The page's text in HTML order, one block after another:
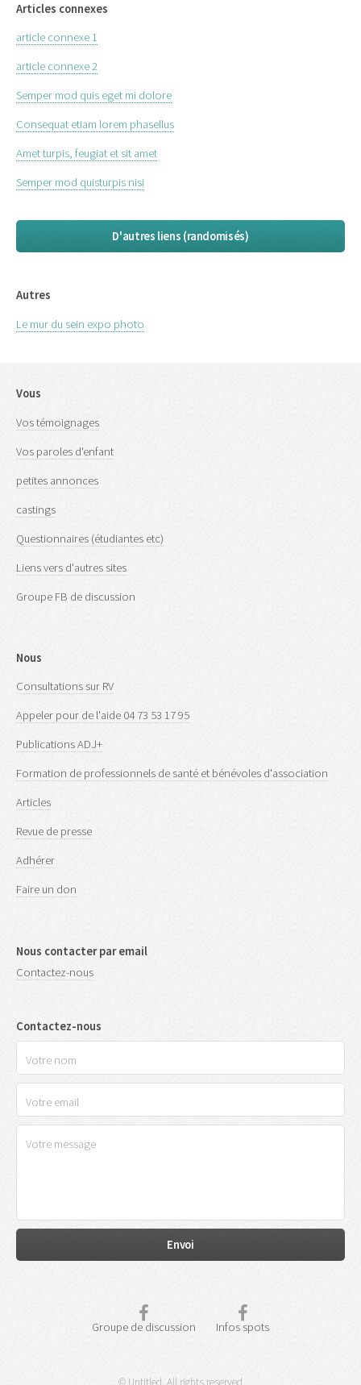
Articles connexes
article connexe 1
article connexe 2
Semper mod quis eget mi dolore
Consequat etiam lorem phasellus
Amet turpis, feugiat et sit amet
Semper mod quisturpis nisi
D'autres liens (randomisés)
Autres
Le mur du sein expo photo
Vous
Vos témoignages
Vos paroles d'enfant
petites annonces
castings
Questionnaires (étudiantes etc)
Liens vers d'autres sites
Groupe FB de discussion
Nous
Consultations sur RV
Appeler pour de l'aide 04 73 53 17 95
Publications ADJ+
Formation de professionnels de santé et bénévoles d'association
Articles
Revue de presse
Adhérer
Faire un don
Nous contacter par email
Contactez-nous
Contactez-nous
Groupe de discussion Infos spots